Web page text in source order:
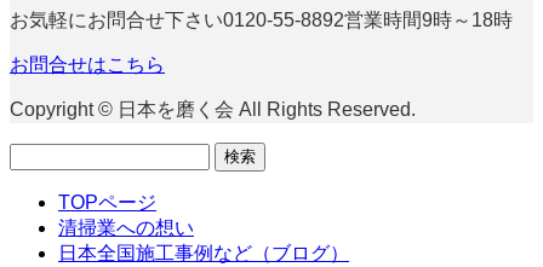
お気軽にお問合せ下さい0120-55-8892営業時間9時～18時
お問合せはこちら
Copyright © 日本を磨く会 All Rights Reserved.
TOPページ
清掃業への想い
日本全国施工事例など（ブログ）